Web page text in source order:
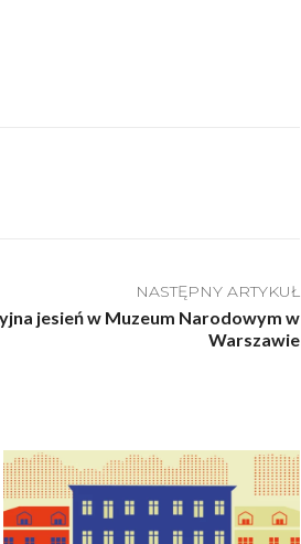
NASTĘPNY ARTYKUŁ
jesień w Muzeum Narodowym w
Warszawie